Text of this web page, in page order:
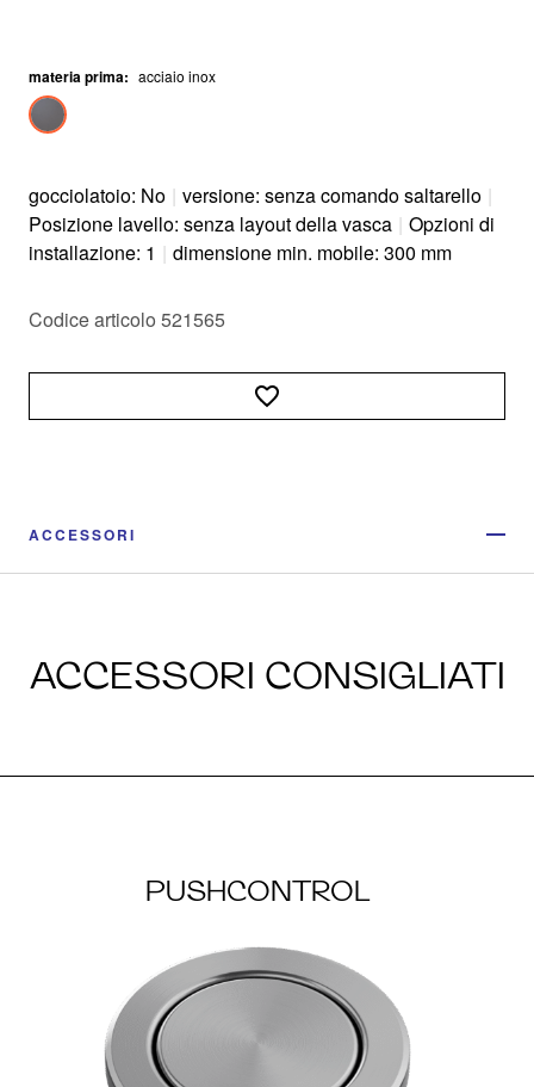
materia prima: acciaio inox
gocciolatoio: No | versione: senza comando saltarello |
Posizione lavello: senza layout della vasca | Opzioni di
installazione: 1 | dimensione min. mobile: 300 mm
Codice articolo 521565
ACCESSORI
ACCESSORI CONSIGLIATI
PUSHCONTROL